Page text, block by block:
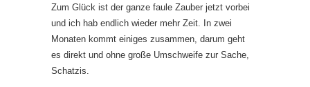
Zum Glück ist der ganze faule Zauber jetzt vorbei
und ich hab endlich wieder mehr Zeit. In zwei
Monaten kommt einiges zusammen, darum geht
es direkt und ohne große Umschweife zur Sache,
Schatzis.